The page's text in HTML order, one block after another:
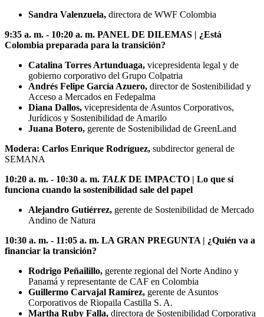
Sandra Valenzuela, directora de WWF Colombia
9:35 a. m. - 10:20 a. m. PANEL DE DILEMAS | ¿Está
Colombia preparada para la transición?
Catalina Torres Artunduaga, vicepresidenta legal y de
gobierno corporativo del Grupo Colpatria
Andrés Felipe García Azuero, director de Sostenibilidad y
Acceso a Mercados en Fedepalma
Diana Dallos, vicepresidenta de Asuntos Corporativos,
Jurídicos y Sostenibilidad de Amarilo
Juana Botero, gerente de Sostenibilidad de GreenLand
Modera: Carlos Enrique Rodríguez, subdirector general de
SEMANA
10:20 a. m. - 10:30 a. m. TALKDE IMPACTO | Lo que sí
funciona cuando la sostenibilidad sale del papel
Alejandro Gutiérrez, gerente de Sostenibilidad de Mercado
Andino de Natura
10:30 a. m. - 11:05 a. m. LA GRAN PREGUNTA | ¿Quién va a
financiar la transición?
Rodrigo Peñailillo, gerente regional del Norte Andino y
Panamá y representante de CAF en Colombia
Guillermo Carvajal Ramírez, gerente de Asuntos
Corporativos de Riopaila Castilla S. A.
Martha Ruby Falla, directora de Sostenibilidad Corporativa